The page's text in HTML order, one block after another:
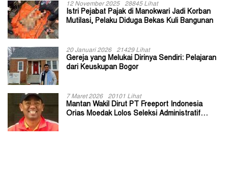
12 November 2025 28845 Lihat
Istri Pejabat Pajak di Manokwari Jadi Korban
Mutilasi, Pelaku Diduga Bekas Kuli Bangunan
20 Januari 2026 21429 Lihat
Gereja yang Melukai Dirinya Sendiri: Pelajaran
dari Keuskupan Bogor
7 Maret 2026 20101 Lihat
Mantan Wakil Dirut PT Freeport Indonesia
Orias Moedak Lolos Seleksi Administratif